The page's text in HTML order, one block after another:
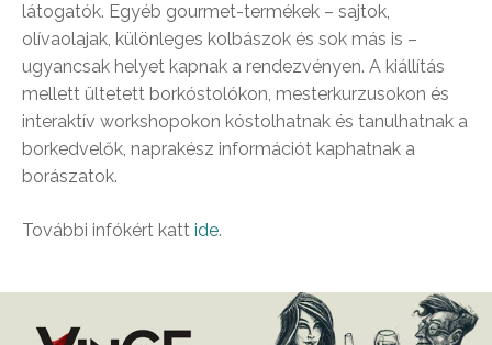
látogatók. Egyéb gourmet-termékek – sajtok,
olívaolajak, különleges kolbászok és sok más is –
ugyancsak helyet kapnak a rendezvényen. A kiállítás
mellett ültetett borkóstolókon, mesterkurzusokon és
interaktív workshopokon kóstolhatnak és tanulhatnak a
borkedvelők, naprakész információt kaphatnak a
borászatok.
További infókért katt ide.